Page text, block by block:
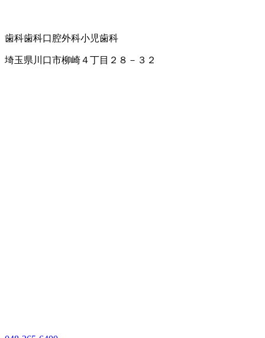
歯科歯科口腔外科小児歯科
埼玉県川口市柳崎４丁目２８－３２